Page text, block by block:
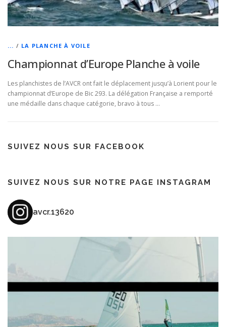
... / LA PLANCHE À VOILE
Championnat d’Europe Planche à voile
Les planchistes de l’AVCR ont fait le déplacement jusqu’à Lorient pour le
championnat d’Europe de Bic 293. La délégation Française a remporté
une médaille dans chaque catégorie, bravo à tous …
SUIVEZ NOUS SUR FACEBOOK
SUIVEZ NOUS SUR NOTRE PAGE INSTAGRAM
avcr.13620